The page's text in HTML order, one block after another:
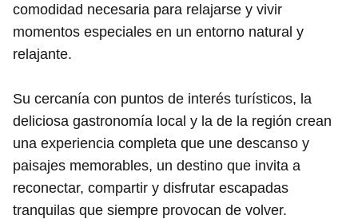
comodidad necesaria para relajarse y vivir
momentos especiales en un entorno natural y
relajante.
Su cercanía con puntos de interés turísticos, la
deliciosa gastronomía local y la de la región crean
una experiencia completa que une descanso y
paisajes memorables, un destino que invita a
reconectar, compartir y disfrutar escapadas
tranquilas que siempre provocan de volver.